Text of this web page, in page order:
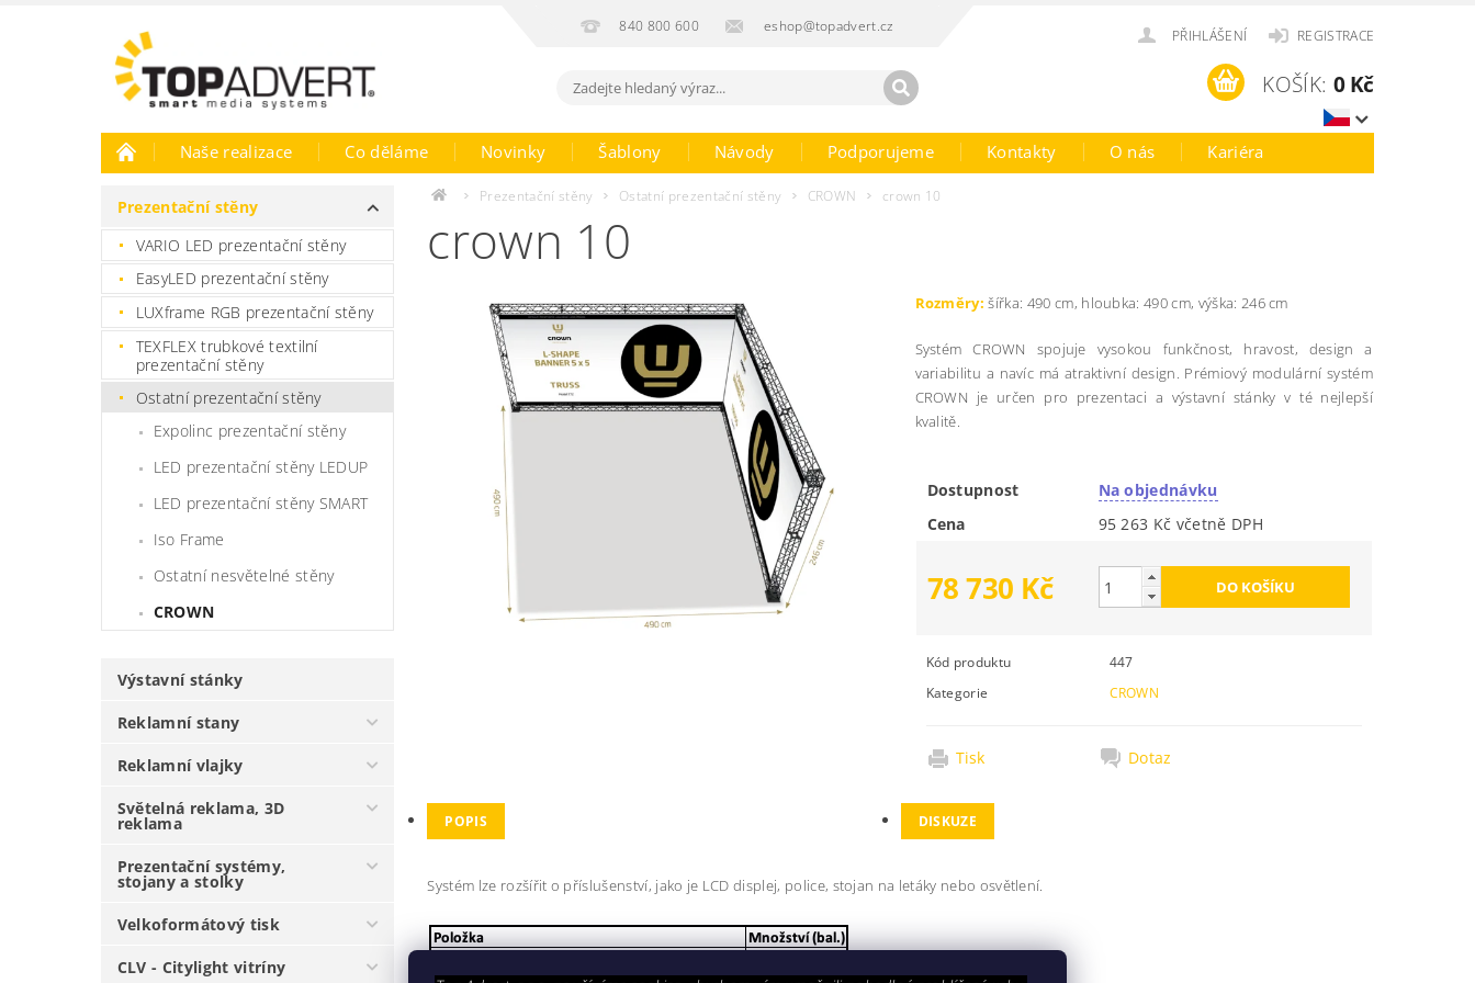
840 800 600 eshop@topadvert.cz
PŘIHLÁŠENÍ REGISTRACE
KOŠÍK: 0 Kč
Naše realizace Co děláme Novinky Šablony Návody Podporujeme Kontakty O nás Kariéra
Prezentační stěny
VARIO LED prezentační stěny
EasyLED prezentační stěny
LUXframe RGB prezentační stěny
TEXFLEX trubkové textilní
prezentační stěny
Ostatní prezentační stěny
Expolinc prezentační stěny
LED prezentační stěny LEDUP
LED prezentační stěny SMART
Iso Frame
Ostatní nesvětelné stěny
CROWN
Výstavní stánky
Reklamní stany
Reklamní vlajky
Světelná reklama, 3D
reklama
Prezentační systémy,
stojany a stolky
Velkoformátový tisk
CLV - Citylight vitríny
Prezentační stěny Ostatní prezentační stěny CROWN crown 10
crown 10
Rozměry: šířka: 490 cm, hloubka: 490 cm, výška: 246 cm
Systém CROWN spojuje vysokou funkčnost, hravost, design a
variabilitu a navíc má atraktivní design. Prémiový modulární systém
CROWN je určen pro prezentaci a výstavní stánky v té nejlepší
kvalitě.
Dostupnost
Na objednávku
Cena
95 263 Kč včetně DPH
78 730 Kč
Kód produktu
447
Kategorie
CROWN
Tisk Dotaz
POPIS DISKUZE
Systém lze rozšířit o příslušenství, jako je LCD displej, police, stojan na letáky nebo osvětlení.